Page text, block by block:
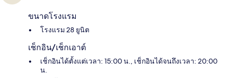
ขนาดโรงแรม
โรงแรม 28 ยูนิต
เช็กอิน/เช็กเอาต์
เช็กอินได้ตั้งแต่เวลา: 15:00 น., เช็กอินได้จนถึงเวลา: 20:00
น.